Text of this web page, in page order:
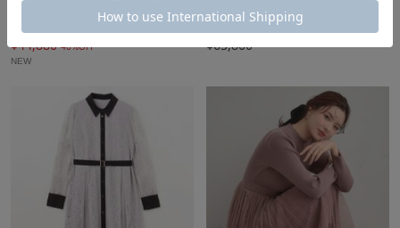
GRACE CONTINENTAL
¥44,88040%OFF
NEW
¥63,800